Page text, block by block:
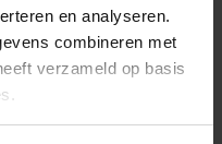
en analyseren.
combineren met
verzameld op basis